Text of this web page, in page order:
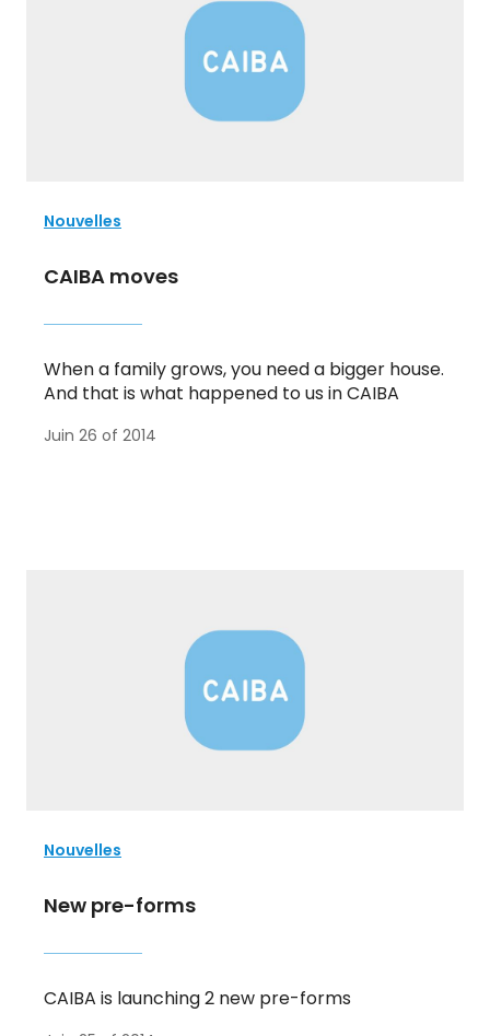
Nouvelles
CAIBA moves
When a family grows, you need a bigger house.
And that is what happened to us in CAIBA
Juin 26 of 2014
Nouvelles
New pre-forms
CAIBA is launching 2 new pre-forms